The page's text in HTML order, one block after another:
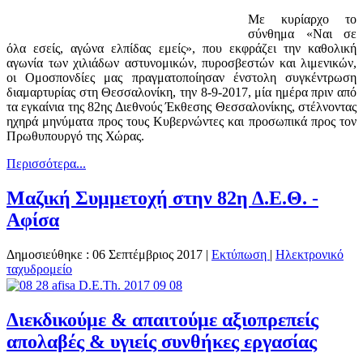
Με κυρίαρχο το
σύνθημα «Ναι σε
όλα εσείς, αγώνα ελπίδας εμείς», που εκφράζει την καθολική
αγωνία των χιλιάδων αστυνομικών, πυροσβεστών και λιμενικών,
οι Ομοσπονδίες μας πραγματοποίησαν ένστολη συγκέντρωση
διαμαρτυρίας στη Θεσσαλονίκη, την 8-9-2017, μία ημέρα πριν από
τα εγκαίνια της 82ης Διεθνούς Έκθεσης Θεσσαλονίκης, στέλνοντας
ηχηρά μηνύματα προς τους Κυβερνώντες και προσωπικά προς τον
Πρωθυπουργό της Χώρας.
Περισσότερα...
Μαζική Συμμετοχή στην 82η Δ.Ε.Θ. -
Αφίσα
Δημοσιεύθηκε : 06 Σεπτέμβριος 2017 | Εκτύπωση | Ηλεκτρονικό
ταχυδρομείο
Διεκδικούμε & απαιτούμε αξιοπρεπείς
απολαβές & υγιείς συνθήκες εργασίας